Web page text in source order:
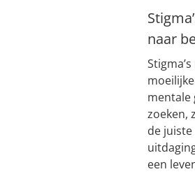
naar
mentale
zoeken,
de
een